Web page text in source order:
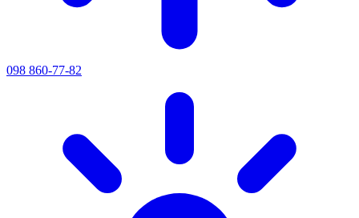
098 860-77-82